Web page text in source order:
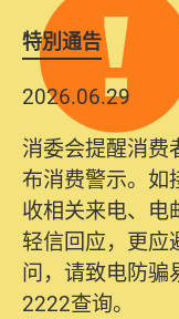
特別通告
2026.06.29
消委会提醒消费
布消费警示。如
收相关来电、电
轻信回应，更应
问，请致电防
2222查询。